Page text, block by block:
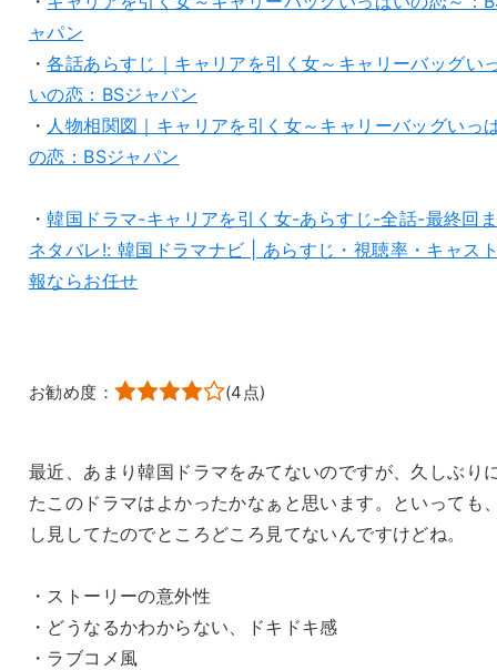
ャパン
・各話あらすじ｜キャリアを引く女～キャリーバッグい
いの恋：BSジャパン
・ 人物相関図｜キャリアを引く女～キャリーバッグいっ
の恋：BSジャパン
・韓国ドラマ-キャリアを引く女-あらすじ-全話-最終回
ネタバレ!: 韓国ドラマナビ | あらすじ・視聴率・キャス
報ならお任せ
お勧め度： (4 点)
最近、あまり韓国ドラマをみてないのですが、久しぶり
たこのドラマはよかったかなぁと思います。といっても
し見してたのでところどころ見てないんですけどね。
・ストーリーの意外性
・どうなるかわからない、ドキドキ感
・ラブコメ風